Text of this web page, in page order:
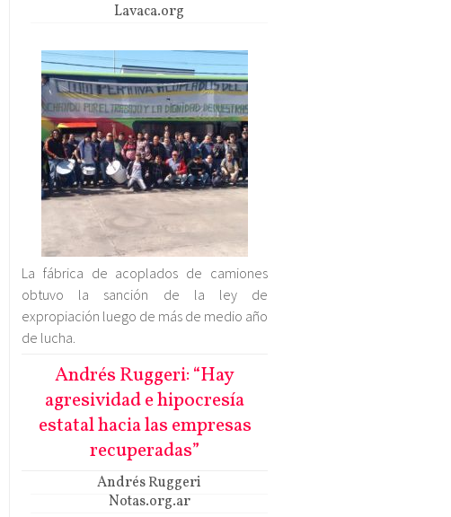
Lavaca.org
La fábrica de acoplados de camiones
obtuvo la sanción de la ley de
expropiación luego de más de medio año
de lucha.
Andrés Ruggeri: “Hay
agresividad e hipocresía
estatal hacia las empresas
recuperadas”
Andrés Ruggeri
Notas.org.ar